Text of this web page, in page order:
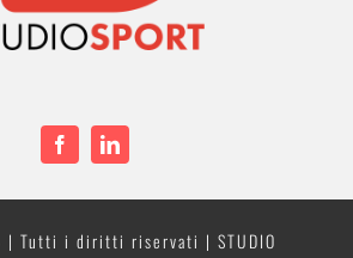
| Tutti i diritti riservati | STUDIO